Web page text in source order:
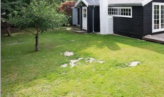
Inspiration
Kontakt
Gut zu wissen